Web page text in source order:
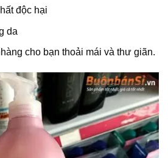
độc hại
da
cho bạn thoải mái và thư giãn.